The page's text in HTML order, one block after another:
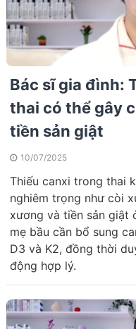
Bác sĩ gia đình:
thai có thể gây
tiền sản giật
10/07/2025
Thiếu canxi trong thai
nghiêm trọng như còi
xương và tiền sản giật
mẹ bầu cần bổ sung
D3 và K2, đồng thời
động hợp lý.